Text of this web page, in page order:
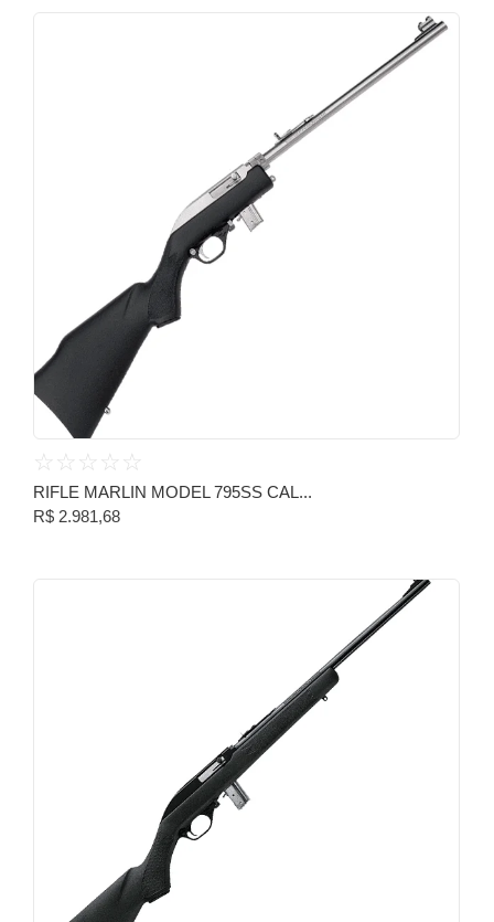
☆ ☆ ☆ ☆ ☆
RIFLE MARLIN MODEL 795SS CAL...
R$ 2.981,68